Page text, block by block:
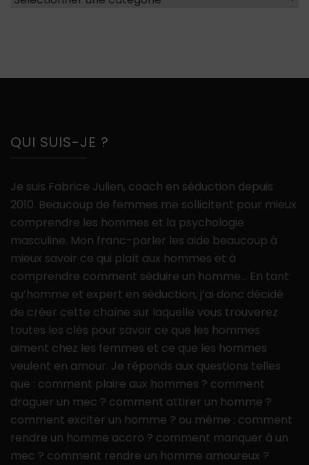
QUI SUIS-JE ?
Je suis Fabrice Julien, coach en séduction depuis
2010. Beaucoup de femmes me sollicitent pour mieux
comprendre les hommes et la psychologie
masculine. Mon franc-parler les aide beaucoup à
mieux savoir ce qui plaît aux hommes et à
comprendre comment séduire un homme… En tant
qu’homme et expert en séduction, j’ai donc décidé
de créer cette chaîne sur laquelle vous trouverez
toutes les clés pour savoir ce que les hommes
aiment chez les femmes et ce que les hommes
veulent en amour. Je réponds aux questions telles
que : comment plaire aux hommes ? comment
draguer un mec ? comment attirer un homme ?
comment exciter un homme ? ou même : comment
rendre un homme accro ? comment manquer à un
mec ? comment rendre un homme amoureux ?